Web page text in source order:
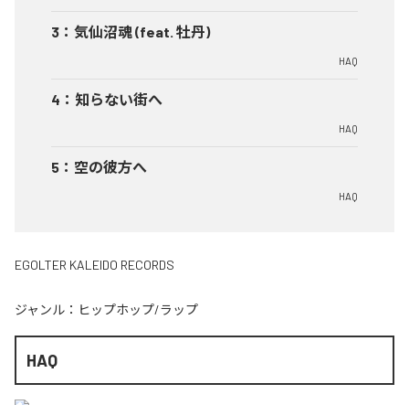
3 ： 気仙沼魂 (feat. 牡丹)
HAQ
4 ： 知らない街へ
HAQ
5 ： 空の彼方へ
HAQ
EGOLTER KALEIDO RECORDS
ジャンル： ヒップホップ/ラップ
HAQ